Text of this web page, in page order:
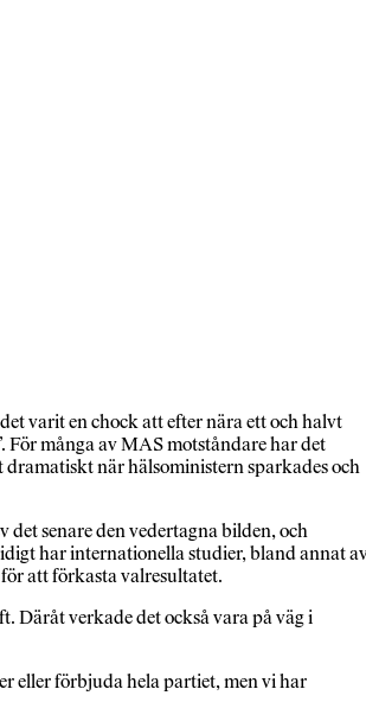
varit en chock att efter nära ett och halvt
För många av MAS motståndare har det
dramatiskt när hälsoministern sparkades och
senare den veder­tagna bilden, och
har internationella studier, bland annat
att förkasta valresultatet.
Däråt verkade det också vara på väg i
eller förbjuda hela partiet, men vi har